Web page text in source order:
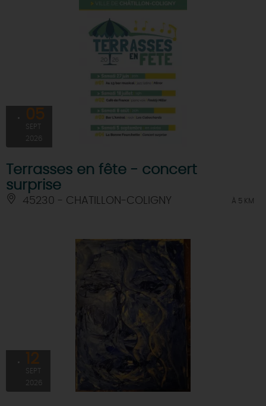
05
SEPT
2026
Terrasses en fête - concert
surprise
45230 - CHATILLON-COLIGNY À 5 KM
12
SEPT
2026